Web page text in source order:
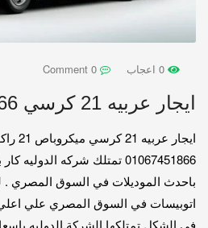
ايجار عربيه 21 كرسي 01067451866
01067451866 تمتلك شركه
باحدث الموديلات في السوق المصري .
اتوبيسات في السوق المصري علي
في الشكل تمتلكها الشركة الدوليه